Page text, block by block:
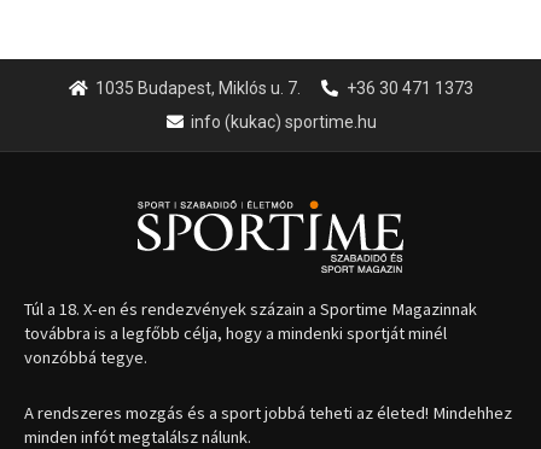
1035 Budapest, Miklós u. 7.
+36 30 471 1373
info (kukac) sportime.hu
Túl a 18. X-en és rendezvények százain a Sportime Magazinnak
továbbra is a legfőbb célja, hogy a mindenki sportját minél
vonzóbbá tegye.
A rendszeres mozgás és a sport jobbá teheti az életed! Mindehhez
minden infót megtalálsz nálunk.